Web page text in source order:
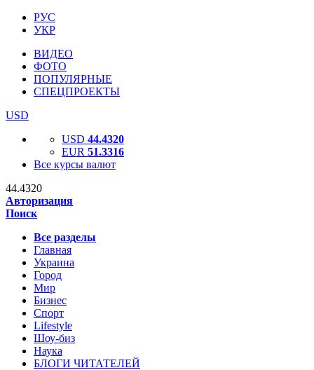
РУС
УКР
ВИДЕО
ФОТО
ПОПУЛЯРНЫЕ
СПЕЦПРОЕКТЫ
USD
USD 44.4320
EUR 51.3316
Все курсы валют
44.4320
Авторизация
Поиск
Все разделы
Главная
Украина
Город
Мир
Бизнес
Спорт
Lifestyle
Шоу-биз
Наука
БЛОГИ ЧИТАТЕЛЕЙ